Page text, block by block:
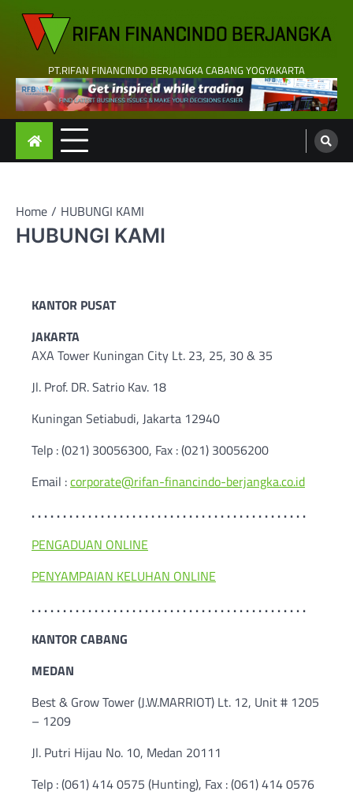
content
PT.RIFAN FINANCINDO BERJANGKA CABANG YOGYAKARTA
Home HUBUNGI KAMI
HUBUNGI KAMI
KANTOR PUSAT
JAKARTA
AXA Tower Kuningan City Lt. 23, 25, 30 & 35
Jl. Prof. DR. Satrio Kav. 18
Kuningan Setiabudi, Jakarta 12940
Telp : (021) 30056300, Fax : (021) 30056200
Email :corporate@rifan-financindo-berjangka.co.id
. . . . . . . . . . . . . . . . . . . . . . . . . . . . . . . . . . . . . . . . . . . .
PENGADUAN ONLINE
PENYAMPAIAN KELUHAN ONLINE
. . . . . . . . . . . . . . . . . . . . . . . . . . . . . . . . . . . . . . . . . . . .
KANTOR CABANG
MEDAN
Best & Grow Tower (J.W.MARRIOT) Lt. 12, Unit # 1205
– 1209
Jl. Putri Hijau No. 10, Medan 20111
Telp : (061) 414 0575 (Hunting), Fax : (061) 414 0576